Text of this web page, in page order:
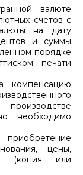
валюте
счетов с
на дату
и суммы
порядке
печати
компенсацию
необходимо
цены,
(копия или